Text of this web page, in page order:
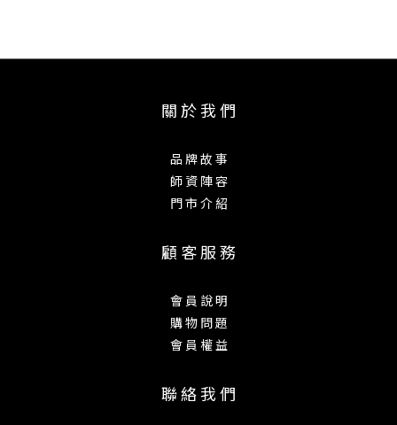
關 於 我 們
品 牌 故 事
師 資 陣 容
門 市 介 紹
顧 客 服 務
會 員 說 明
購 物 問 題
會 員 權 益
聯 絡 我 們